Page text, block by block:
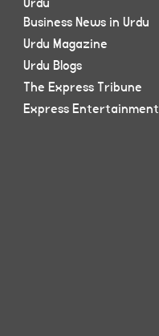
Business News in Urdu
Urdu Magazine
Urdu Blogs
The Express Tribune
Express Entertainment